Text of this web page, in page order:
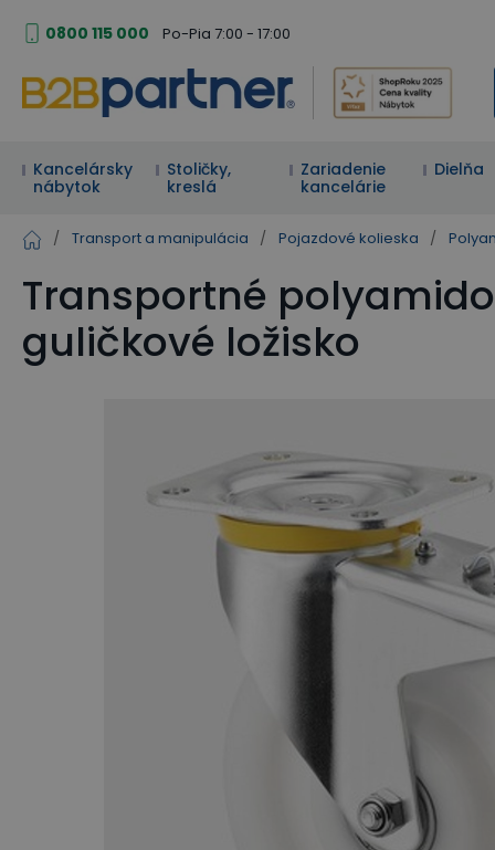
0800 115 000 Po-Pia 7:00 - 17:00
Kancelársky
nábytok
Stoličky,
kreslá
Zariadenie
kancelárie
Dielňa
/ Transport a manipulácia / Pojazdové kolieska /
Transportné
guličkové ložisko